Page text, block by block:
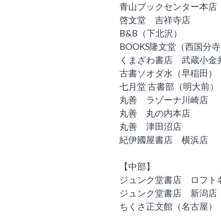
青山ブックセンター本店
啓文堂 吉祥寺店
B&B（下北沢）
BOOKS隆文堂（西国分寺
くまざわ書店 武蔵小金
古書ソオダ水（早稲田）
七月堂 古書部（明大前）
丸善 ラゾーナ川崎店
丸善 丸の内本店
丸善 津田沼店
紀伊國屋書店 横浜店
【中部】
ジュンク堂書店 ロフト
ジュンク堂書店 新潟店
ちくさ正文館（名古屋）